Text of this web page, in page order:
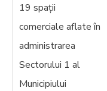
19 spații
comerciale aflate în
administrarea
Sectorului 1 al
Municipiului